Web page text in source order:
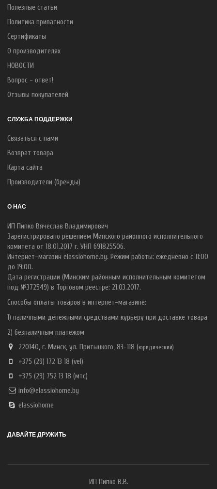
Полезные статьи
Политика приватности
Сертификаты
О производителях
НОВОСТИ
Вопрос - ответ!
Отзывы покупателей
СЛУЖБА ПОДДЕРЖКИ
Связаться с нами
Возврат товара
Карта сайта
Производители (бренды)
О НАС
ИП Пипко Вячеслав Владимирович
Зарегистрировано решением Минского районного исполнительного
комитета от 18.01.2017 г. УНП 691825506.
Интернет-магазин elassiohome.by. Режим работы: ежедневно с 11:00
до 19:00.
Дата регистрации (Минским районным исполнительным комитетом
под №372549) в Торговом реестре: 21.03.2017.
Способы оплаты товаров в интернет-магазине:
1) наличными денежными средствами курьеру при доставке товара
2) безналичным платежом
220140, г. Минск, ул. Притыцкого, 83-118 (юридический)
+375 (29) 172 13 18 (vel)
+375 (29) 752 13 18 (мтс)
info@elassiohome.by
elassiohome
ДАВАЙТЕ ДРУЖИТЬ
ИП Пипко В.В.